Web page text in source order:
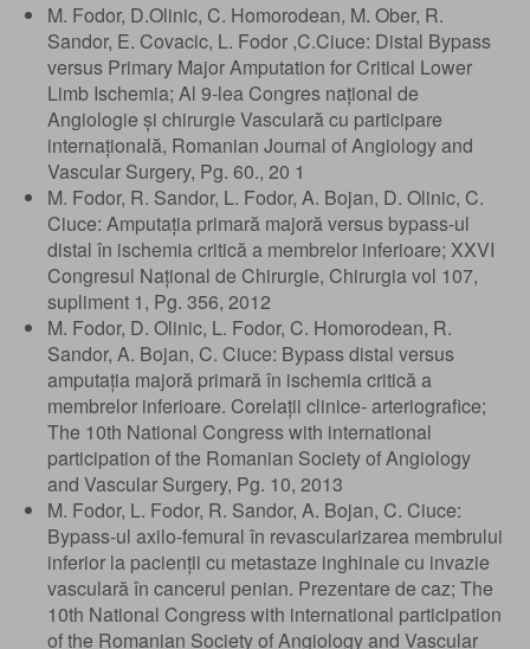
M. Fodor, D.Olinic, C. Homorodean, M. Ober, R.
Sandor, E. Covacic, L. Fodor ,C.Ciuce: Distal Bypass
versus Primary Major Amputation for Critical Lower
Limb Ischemia; Al 9-lea Congres național de
Angiologie și chirurgie Vasculară cu participare
internațională, Romanian Journal of Angiology and
Vascular Surgery, Pg. 60., 20 1
M. Fodor, R. Sandor, L. Fodor, A. Bojan, D. Olinic, C.
Ciuce: Amputația primară majoră versus bypass-ul
distal în ischemia critică a membrelor inferioare; XXVI
Congresul Național de Chirurgie, Chirurgia vol 107,
supliment 1, Pg. 356, 2012
M. Fodor, D. Olinic, L. Fodor, C. Homorodean, R.
Sandor, A. Bojan, C. Ciuce: Bypass distal versus
amputația majoră primară în ischemia critică a
membrelor inferioare. Corelații clinice- arteriografice;
The 10th National Congress with international
participation of the Romanian Society of Angiology
and Vascular Surgery, Pg. 10, 2013
M. Fodor, L. Fodor, R. Sandor, A. Bojan, C. Ciuce:
Bypass-ul axilo-femural în revascularizarea membrului
inferior la pacienții cu metastaze inghinale cu invazie
vasculară în cancerul penian. Prezentare de caz; The
10th National Congress with international participation
of the Romanian Society of Angiology and Vascular